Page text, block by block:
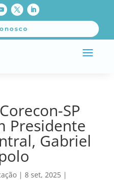
SP
Presidente
Gabriel
| 8 set, 2025|